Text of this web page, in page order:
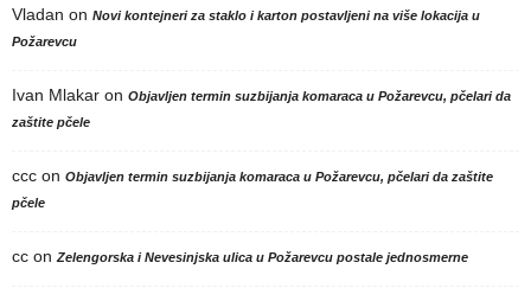
Vladan on Novi kontejneri za staklo i karton postavljeni na više lokacija u
Požarevcu
Ivan Mlakar on Objavljen termin suzbijanja komaraca u Požarevcu, pčelari da
zaštite pčele
ccc on Objavljen termin suzbijanja komaraca u Požarevcu, pčelari da zaštite
pčele
cc on Zelengorska i Nevesinjska ulica u Požarevcu postale jednosmerne